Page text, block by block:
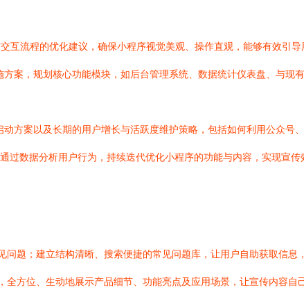
互流程的优化建议，确保小程序视觉美观、操作直观，能够有效引导
方案，规划核心功能模块，如后台管理系统、数据统计仪表盘、与现
方案以及长期的用户增长与活跃度维护策略，包括如何利用公众号
过数据分析用户行为，持续迭代优化小程序的功能与内容，实现宣传
题；建立结构清晰、搜索便捷的常见问题库，让用户自助获取信息
方位、生动地展示产品细节、功能亮点及应用场景，让宣传内容自己